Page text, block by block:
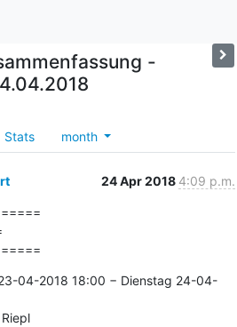
-
Stats month
24 Apr 2018 4:09 p.m.
04-2018 18:00 − Dienstag 24-04-